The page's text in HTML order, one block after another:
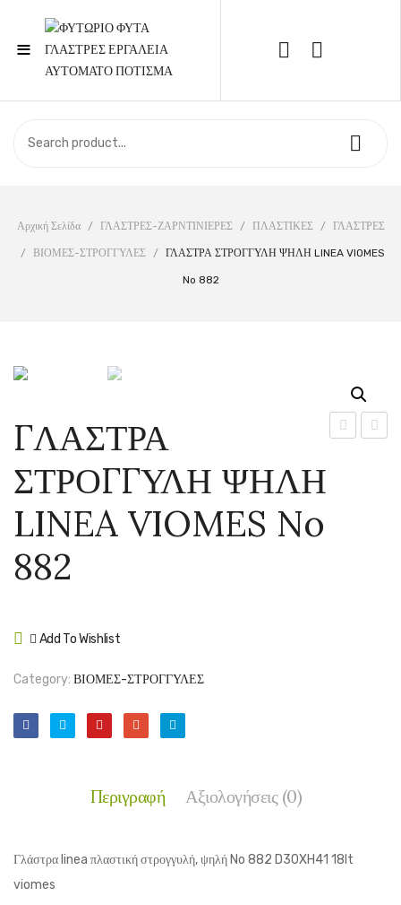
≡
Call Support: 210 6857844
ΣΧΕΤΙΚΆ ΜΕ ΕΜΆΣ
ΕΠΙΚΟΙΝΩΝΊΑ
Αρχική Σελίδα / ΓΛΑΣΤΡΕΣ-ΖΑΡΝΤΙΝΙΕΡΕΣ / ΠΛΑΣΤΙΚΕΣ / ΓΛΑΣΤΡΕΣ
/ ΒΙΟΜΕΣ-ΣΤΡΟΓΓΥΛΕΣ / ΓΛΑΣΤΡΑ ΣΤΡΟΓΓΥΛΗ ΨΗΛΗ LINEA VIOMES
No 882
ΓΛΑΣΤΡΑ
ΣΤΡΟΓΓΥΛΗ ΨΗΛΗ
LINEA VIOMES No
882
Add To Wishlist
Category: ΒΙΟΜΕΣ-ΣΤΡΟΓΓΥΛΕΣ
Περιγραφή Αξιολογήσεις (0)
Γλάστρα linea πλαστική στρογγυλή, ψηλή No 882 D30XH41 18lt
viomes